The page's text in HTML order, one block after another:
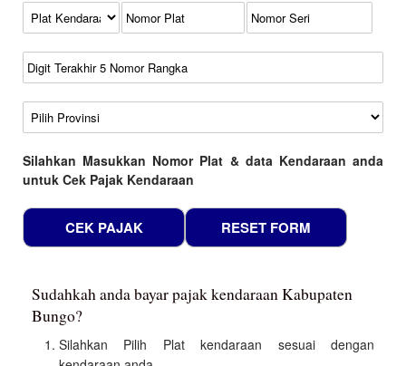
Kode Plat Kendaraan
No Plat
No Seri
No Rangka
Wilayah
Silahkan Masukkan Nomor Plat & data Kendaraan anda
untuk Cek Pajak Kendaraan
Sudahkah anda bayar pajak kendaraan Kabupaten
Bungo?
Silahkan Pilih Plat kendaraan sesuai dengan